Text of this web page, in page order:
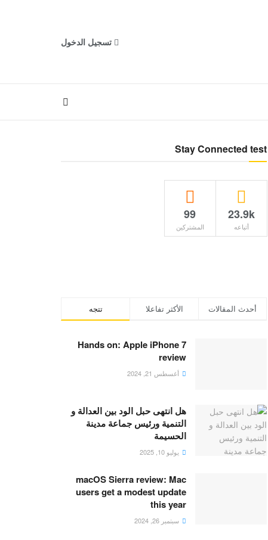
تسجيل الدخول
Stay Connected test
23.9k
أتباعه
99
المشتركين
تتجه الأكثر تفاعلا أحدث المقالات
Hands on: Apple iPhone 7
review
أغسطس 21, 2024
هل انتهى حبل الود بين العدالة و
التنمية ورئيس جماعة مدينة
الحسيمة
يوليو 10, 2025
macOS Sierra review: Mac
users get a modest update
this year
سبتمبر 26, 2024